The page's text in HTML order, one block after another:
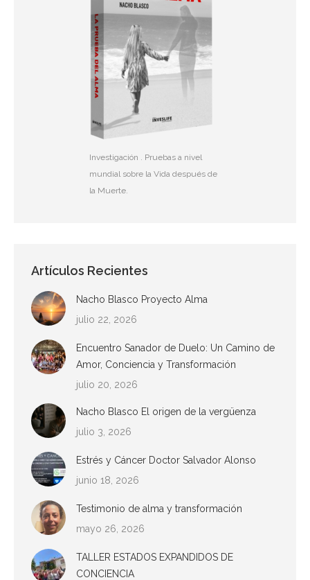
Investigación . Pruebas a nivel
mundial sobre la Vida después de
la Muerte.
Artículos Recientes
Nacho Blasco Proyecto Alma
julio 22, 2026
Encuentro Sanador de Duelo: Un Camino de
Amor, Conciencia y Transformación
julio 20, 2026
Nacho Blasco El origen de la vergüenza
julio 3, 2026
Estrés y Cáncer Doctor Salvador Alonso
junio 18, 2026
Testimonio de alma y transformación
mayo 26, 2026
TALLER ESTADOS EXPANDIDOS DE
CONCIENCIA